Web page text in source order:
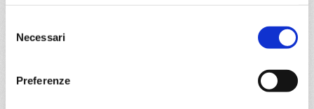
delNecessari
Preferenze
Amburgo, Bergen, Hellesylt , Geiranger , Alesund, Flam,
Stavanger, Amburgo